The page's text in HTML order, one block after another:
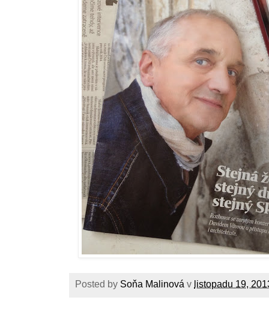
Posted by Soňa Malinová v listopadu 19,